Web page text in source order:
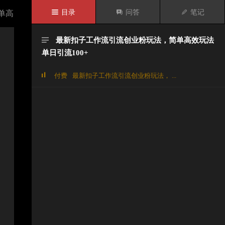
高  目录  问答  笔记

最新扣子工作流引流创业粉玩法，简单高效玩法
单日引流100+
付费 最新扣子工作流引流创业粉玩法， ...